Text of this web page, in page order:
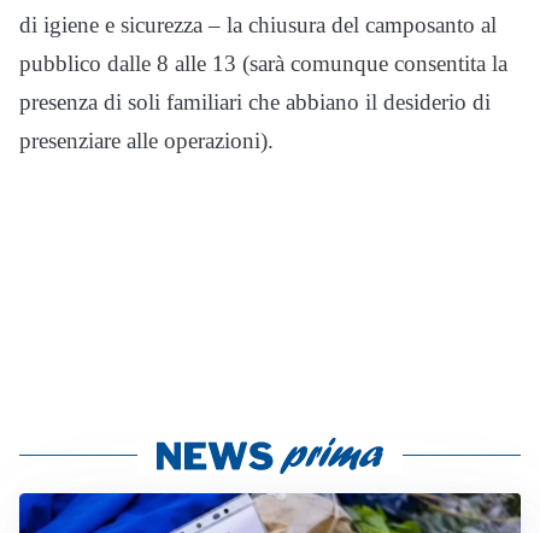
di igiene e sicurezza – la chiusura del camposanto al
pubblico dalle 8 alle 13 (sarà comunque consentita la
presenza di soli familiari che abbiano il desiderio di
presenziare alle operazioni).